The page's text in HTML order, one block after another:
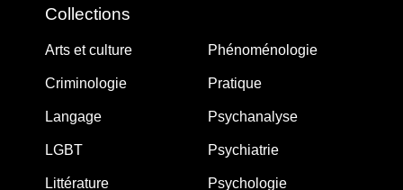
Collections
Arts et culture
Criminologie
Langage
LGBT
Littérature
Phénoménologie
Pratique
Psychanalyse
Psychiatrie
Psychologie